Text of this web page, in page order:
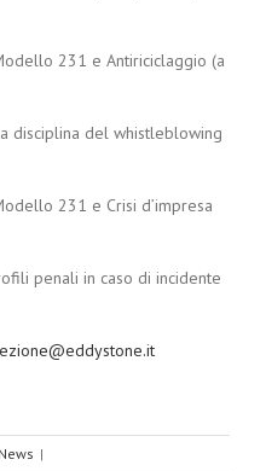
231 e Antiriciclaggio (a
disciplina del whistleblowing
231 e Crisi d’impresa
penali in caso di incidente
News |